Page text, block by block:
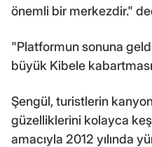
önemli bir merkezdir."
"Platformun sonuna
büyük Kibele
Şengül, turistlerin
güzelliklerini kolayca
amacıyla 2012 yılında